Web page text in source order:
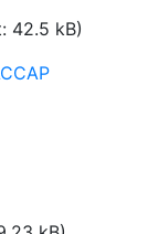
42.5 kB)